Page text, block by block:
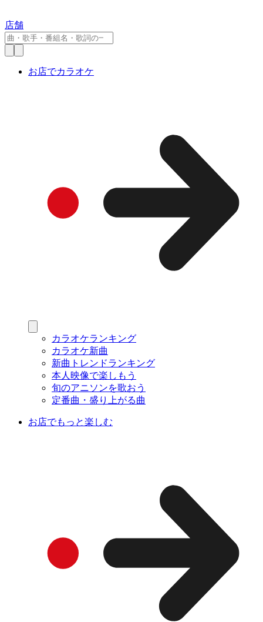
店舗
お店でカラオケ
カラオケランキング
カラオケ新曲
新曲トレンドランキング
本人映像で楽しもう
旬のアニソンを歌おう
定番曲・盛り上がる曲
お店でもっと楽しむ